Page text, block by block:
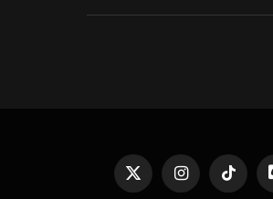
X
InstagramTikTok